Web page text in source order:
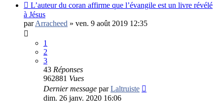
L’auteur du coran affirme que l’évangile est un livre révélé
à Jésus
parArracheed » ven. 9 août 2019 12:35
1
2
3
43 Réponses
962881 Vues
Dernier message parLaltruiste
dim. 26 janv. 2020 16:06